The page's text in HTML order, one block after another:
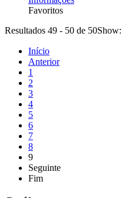
Favoritos
Resultados 49 - 50 de 50Show:
Início
Anterior
1
2
3
4
5
6
7
8
9
Seguinte
Fim